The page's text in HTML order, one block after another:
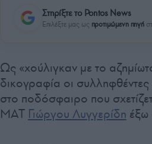
Στηρίξτε το Pontos News
Επιλέξτε μας ως προτιμώμενη πηγή
Ως «χούλιγκαν με το
δικογραφία οι
στο ποδόσφαιρο που
ΜΑΤ Γιώργου Λυγγερίδη έξω